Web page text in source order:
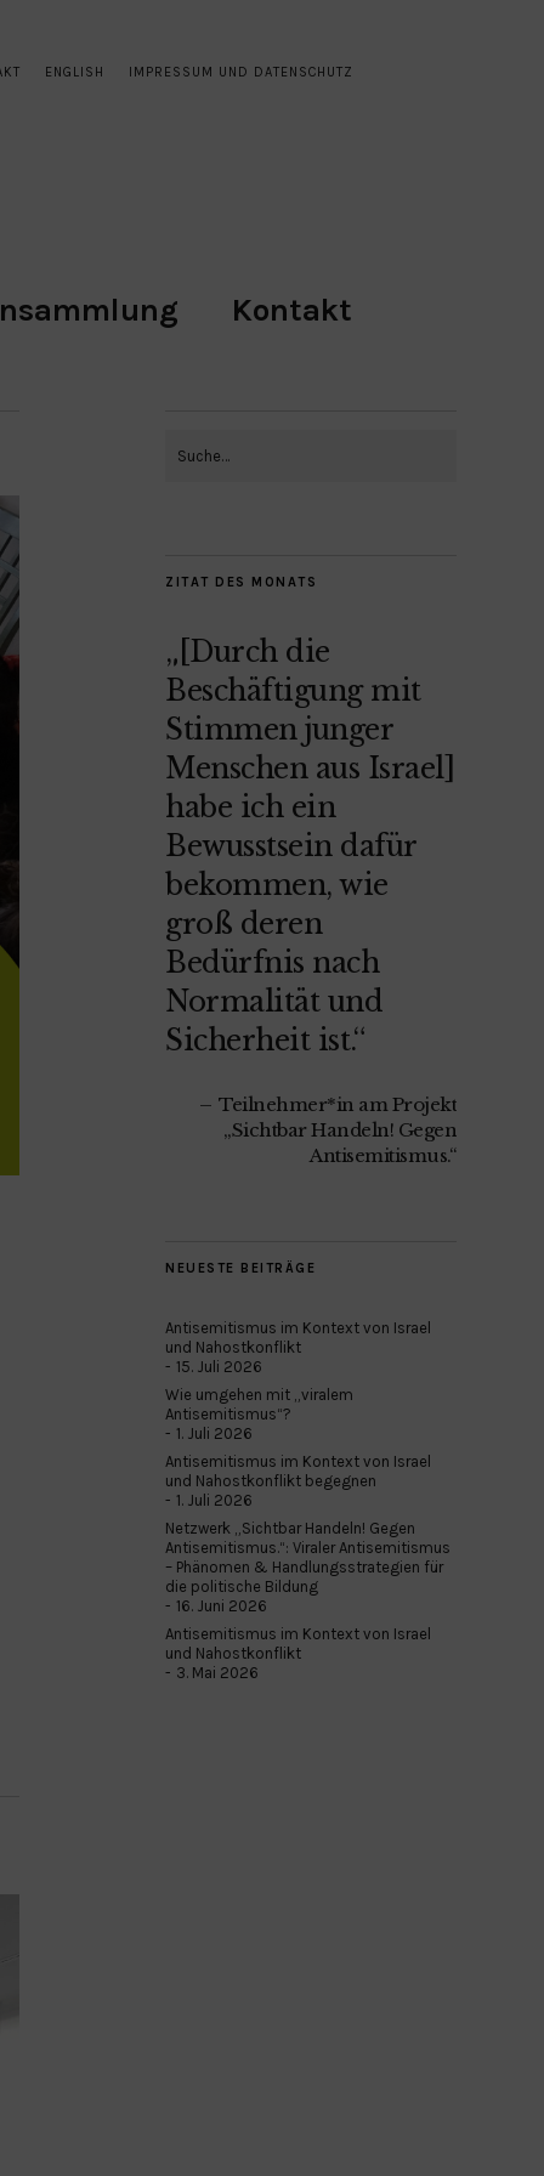
ENGLISH IMPRESSUM UND DATENSCHUTZ
Kontakt
ZITAT DES MONATS
„[Durch die
Beschäftigung mit
Stimmen junger
Menschen aus Israel]
habe ich ein
Bewusstsein dafür
bekommen, wie
groß deren
Bedürfnis nach
Normalität und
Sicherheit ist.“
Teilnehmer*in am Projekt
„Sichtbar Handeln! Gegen
Antisemitismus.“
NEUESTE BEITRÄGE
Antisemitismus im Kontext von Israel
und Nahostkonflikt
15. Juli 2026
Wie umgehen mit „viralem
Antisemitismus“?
1. Juli 2026
Antisemitismus im Kontext von Israel
und Nahostkonflikt begegnen
1. Juli 2026
Netzwerk „Sichtbar Handeln! Gegen
Antisemitismus.“: Viraler Antisemitismus
– Phänomen & Handlungsstrategien für
die politische Bildung
16. Juni 2026
Antisemitismus im Kontext von Israel
und Nahostkonflikt
3. Mai 2026